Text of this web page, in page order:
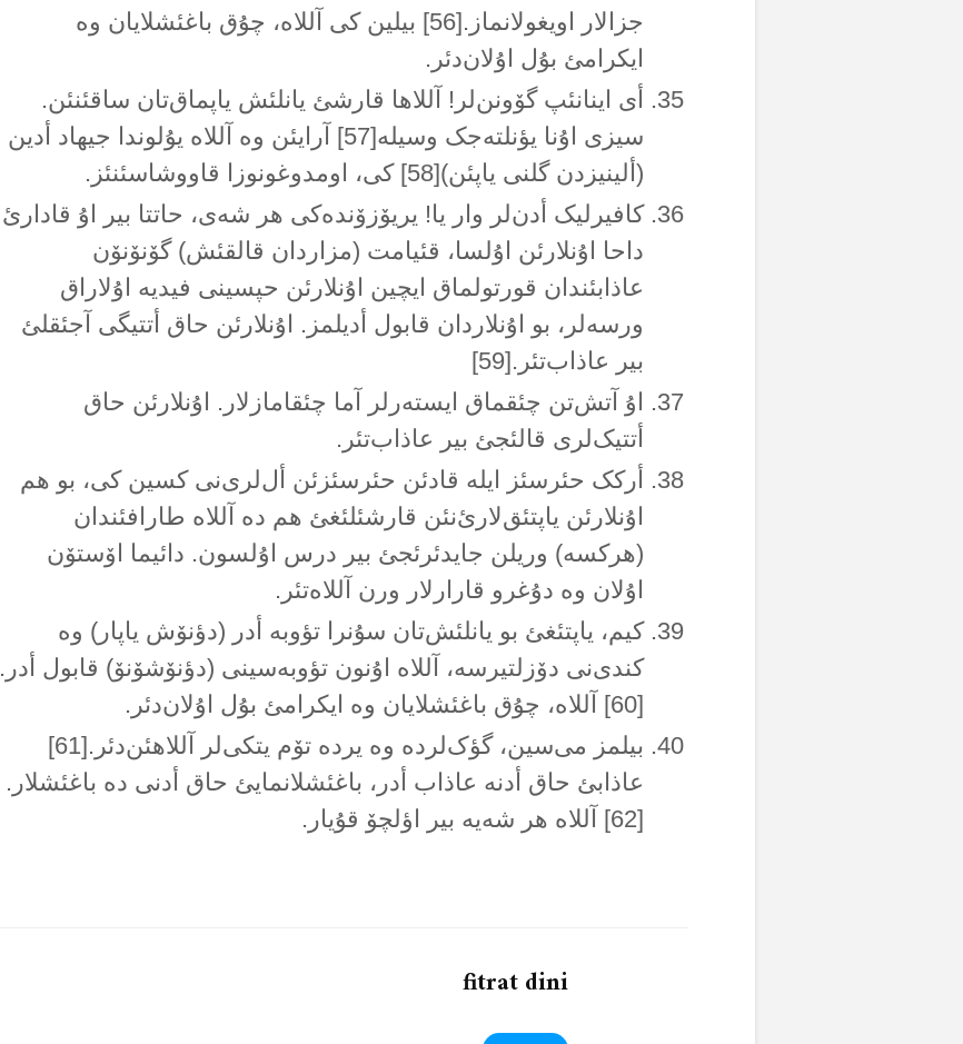
جزالار اویغولانماز.[56] بیلین کی آللاە، چۇق باغئشلایان وە
ایکرامئ بۇل اۇلان‌دئر.
أی اینانئپ گۆونن‌لر! آللاها قارشئ یانلئش یاپماق‌تان ساقئنئن.
سیزی اۇنا یؤنلتەجک وسیلە[57] آرایئن وە آللاە یۇلوندا جیهاد أدین
(ألینیزدن گلنی یاپئن)[58] کی، اومدوغونوزا قاووشاسئنئز.
کافیرلیک أدن‌لر وار یا! یریۆزۆندەکی هر شەی، حاتتا بیر اۇ قادارئ
داحا اۇنلارئن اۇلسا، قئیامت (مزاردان قالقئش) گۆنۆنۆن
عاذابئندان قورتولماق ایچین اۇنلارئن حپسینی فیدیە اۇلاراق
ورسەلر، بو اۇنلاردان قابول أدیلمز. اۇنلارئن حاق أتتیگی آجئقلئ
بیر عاذاب‌تئر.[59]
اۇ آتش‌تن چئقماق ایستەرلر آما چئقامازلار. اۇنلارئن حاق
أتتیک‌لری قالئجئ بیر عاذاب‌تئر.
أرکک حئرسئز ایلە قادئن حئرسئزئن أل‌لری‌نی کسین کی، بو هم
اۇنلارئن یاپتئق‌لارئ‌نئن قارشئلئغئ هم دە آللاە طارافئندان
(هرکسە) وریلن جایدئرئجئ بیر درس اۇلسون. دائیما اۆستۆن
اۇلان وە دۇغرو قارارلار ورن آللاەتئر.
کیم، یاپتئغئ بو یانلئش‌تان سۇنرا تؤوبە أدر (دؤنۆش یاپار) وە
کندی‌نی دۆزلتیرسە، آللاە اۇنون تؤوبەسینی (دؤنۆشۆنۆ) قابول أدر.
[60] آللاە، چۇق باغئشلایان وە ایکرامئ بۇل اۇلان‌دئر.
بیلمز می‌سین، گؤک‌لردە وە یردە تۆم یتکی‌لر آللاهئن‌دئر.[61]
عاذابئ حاق أدنە عاذاب أدر، باغئشلانمایئ حاق أدنی دە باغئشلار.
[62] آللاە هر شەیە بیر اؤلچۆ قۇیار.
fitrat dini